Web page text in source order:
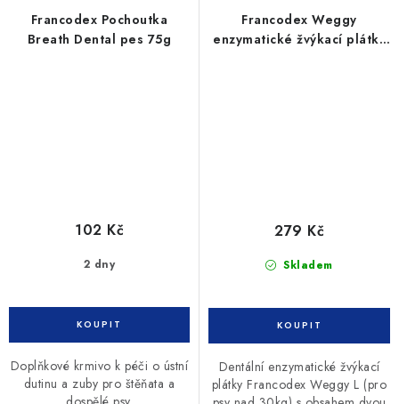
Francodex Pochoutka
Breath Dental pes 75g
2 dny
102 Kč
Doplňkové krmivo k péči o ústní
dutinu a zuby pro štěňata a
Francodex Weggy
enzymatické žvýkací plátky
Skladem
279 Kč
Dentální enzymatické žvýkací
plátky Francodex Weggy L (pro